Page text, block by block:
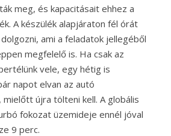
meg, és kapacitásait ehhez a
A készülék alapjáraton fél órát
ami a feladatok jellegéből
megfelelő is. Ha csak az
vele, egy hétig is
napot elvan az autó
újra tölteni kell. A globális
fokozat üzemideje ennél jóval
9 perc.